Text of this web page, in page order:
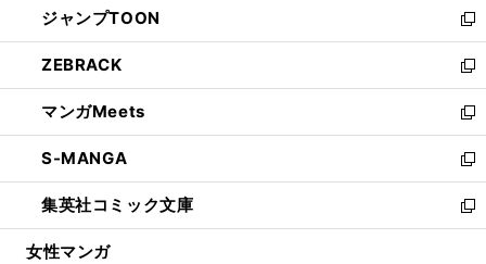
く
で
開
く
ド
ウ
で
開
く
ィ
ン
ド
ウ
で
開
く
い
ウ
ィ
ン
ド
ウ
で
開
く
ジャンプTOON
新
し
い
ウ
ィ
ン
ド
ウ
で
開
ZEBRACK
新
し
い
ウ
ィ
ン
ド
ウ
マンガMeets
新
し
い
ウ
ィ
ン
S-MANGA
新
し
い
ウ
集英社コミック文庫
新
し
女性マンガ